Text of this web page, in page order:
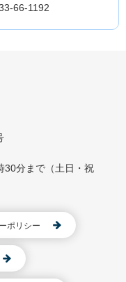
66-1192
30分まで（土日・祝
ポリシー